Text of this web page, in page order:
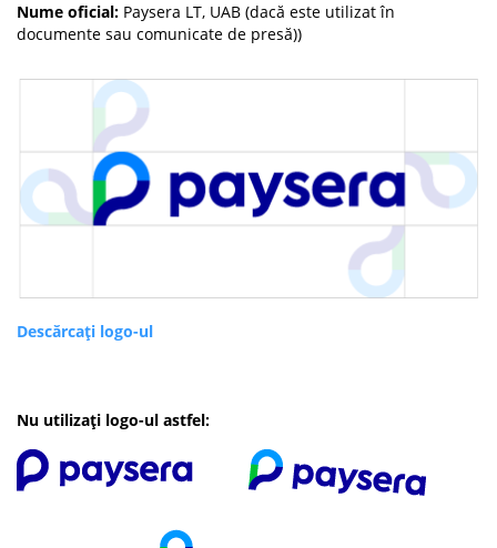
Nume oficial: Paysera LT, UAB (dacă este utilizat în
documente sau comunicate de presă))
Descărcați logo-ul
Nu utilizați logo-ul astfel: